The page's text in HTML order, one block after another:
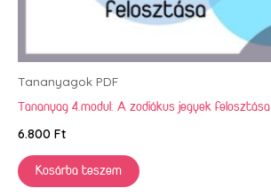
Tananyagok PDF
Tananyag 4.modul: A zodiákus jegyek felosztása
6.800 Ft
Kosárba teszem